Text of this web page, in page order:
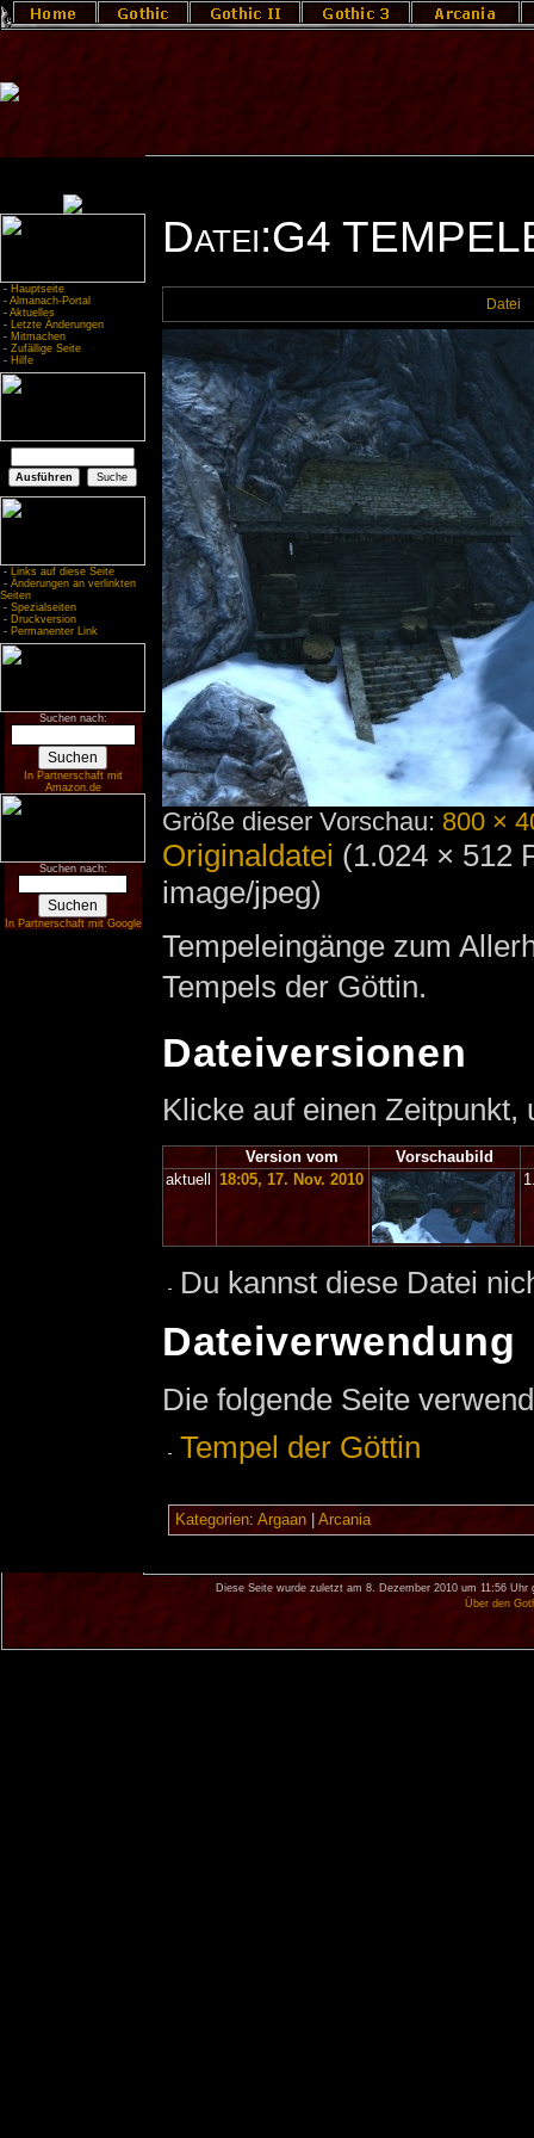
- Hauptseite
- Almanach-Portal
- Aktuelles
- Letzte Änderungen
- Mitmachen
- Zufällige Seite
- Hilfe
- Links auf diese Seite
- Änderungen an verlinkten
Seiten
- Spezialseiten
- Druckversion
- Permanenter Link
Suchen nach:
In Partnerschaft mit
Amazon.de
Suchen nach:
In Partnerschaft mit Google
Datei:G4
Datei
Größe dieser Vorschau: 800 ×
Originaldatei (1.024 × 512
image/jpeg)
Tempeleingänge zum
Tempels der Göttin.
Dateiversionen
Klicke auf einen
Version vom
Vorschaubild
aktuell
18:05, 17. Nov. 2010
Du kannst diese Datei
Dateiverwendung
Die folgende Seite
Tempel der Göttin
Kategorien: Argaan| Arcania
Diese Seite wurde zuletzt am 8. Dezember 2010 um 11:56 Uhr
Über den